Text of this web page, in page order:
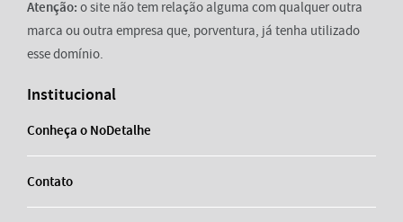
Atenção: o site não tem relação alguma com qualquer outra
marca ou outra empresa que, porventura, já tenha utilizado
esse domínio.
Institucional
Conheça o NoDetalhe
Contato